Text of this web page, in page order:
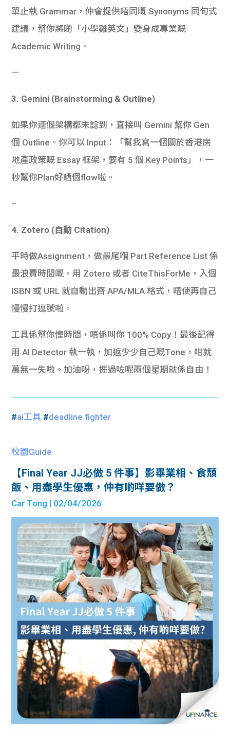
單止執 Grammar，仲會提供唔同嘅 Synonyms 同句式
建議，幫你將啲「小學雞英文」變身成專業嘅
Academic Writing。
－
3. Gemini (Brainstorming & Outline)
如果你連個架構都未諗到，直接叫 Gemini 幫你 Gen
個 Outline。你可以 Input：「幫我寫一個關於香港房
地產政策嘅 Essay 框架，要有 5 個 Key Points」，一
秒幫你Plan好晒個flow啦。
–
4. Zotero (自動 Citation)
平時做Assignment，做最尾嗰 Part Reference List 係
最浪費時間嘅。用 Zotero 或者 CiteThisForMe，入個
ISBN 或 URL 就自動出齊 APA/MLA 格式，唔使再自己
慢慢打逗號啦。
工具係幫你慳時間，唔係叫你 100% Copy！最後記得
用 AI Detector 執一執，加返少少自己嘅Tone，咁就
萬無一失啦。加油呀，捱過咗呢兩個星期就係自由！
#ai工具 #deadline fighter
校園Guide
【Final Year JJ必做 5 件事】影畢業相、食頹
飯、用盡學生優惠，仲有啲咩要做？
Car Tong | 02/04/2026